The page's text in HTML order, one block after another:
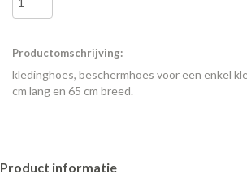
Productomschrijving:
kledinghoes, beschermhoes voor een enkel
cm lang en 65 cm breed.
Product informatie